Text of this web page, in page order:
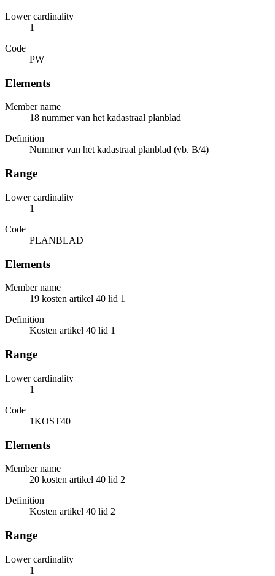
Lower cardinality
1
Code
PW
Elements
Member name
18 nummer van het kadastraal planblad
Definition
Nummer van het kadastraal planblad (vb. B/4)
Range
Lower cardinality
1
Code
PLANBLAD
Elements
Member name
19 kosten artikel 40 lid 1
Definition
Kosten artikel 40 lid 1
Range
Lower cardinality
1
Code
1KOST40
Elements
Member name
20 kosten artikel 40 lid 2
Definition
Kosten artikel 40 lid 2
Range
Lower cardinality
1